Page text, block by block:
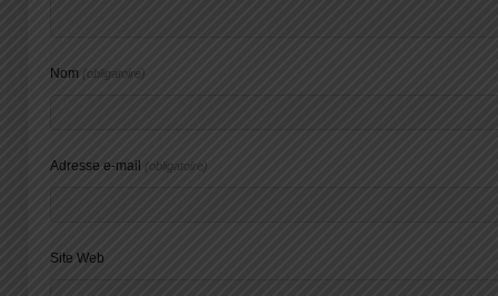
Nom (obligatoire)
Adresse e-mail (obligatoire)
Site Web